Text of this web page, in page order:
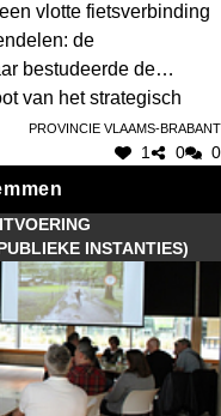
vlotte fietsverbinding
de
bestudeerde de
van het strategisch
met de gemeenten
Leeuw, de
Provincie Vlaams-Brabant
1 0 0
INSTANTIES)